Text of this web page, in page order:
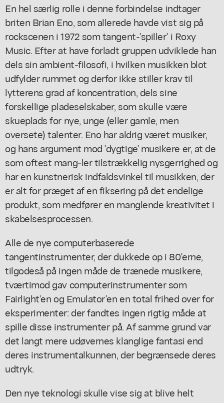
En hel særlig rolle i denne forbindelse indtager
briten Brian Eno, som allerede havde vist sig på
rockscenen i 1972 som tangent-'spiller' i Roxy
Music. Efter at have forladt gruppen udviklede han
dels sin ambient-filosofi, i hvilken musikken blot
udfylder rummet og derfor ikke stiller krav til
lytterens grad af koncentration, dels sine
forskellige pladeselskaber, som skulle være
skueplads for nye, unge (eller gamle, men
oversete) talenter. Eno har aldrig været musiker,
og hans argument mod 'dygtige' musikere er, at de
som oftest mang-ler tilstrækkelig nysgerrighed og
har en kunstnerisk indfaldsvinkel til musikken, der
er alt for præget af en fiksering på det endelige
produkt, som medfører en manglende kreativitet i
skabelsesprocessen.
Alle de nye computerbaserede
tangentinstrumenter, der dukkede op i 80'erne,
tilgodeså på ingen måde de trænede musikere,
tværtimod gav computerinstrumenter som
Fairlight'en og Emulator'en en total frihed over for
eksperimenter: der fandtes ingen rigtig måde at
spille disse instrumenter på. Af samme grund var
det langt mere udøvernes klanglige fantasi end
deres instrumentalkunnen, der begrænsede deres
udtryk.
Den nye teknologi skulle vise sig at blive helt